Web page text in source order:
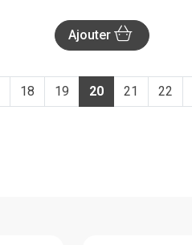
Ajouter
18 19 20 21 22